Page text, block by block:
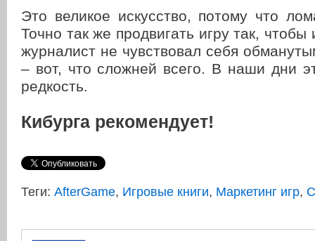
Это великое искусство, потому что
Точно так же продвигать игру так, чтобы
журналист не чувствовал себя
– вот, что сложней всего. В наши дни
редкость.
Кибурга рекомендует!
Теги: AfterGame, Игровые книги, Маркетинг игр,